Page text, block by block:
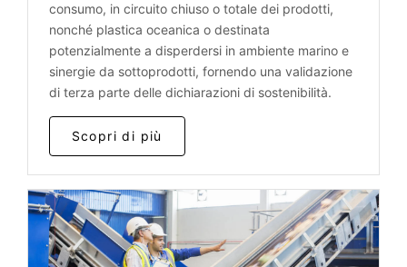
consumo, in circuito chiuso o totale dei prodotti,
nonché plastica oceanica o destinata
potenzialmente a disperdersi in ambiente marino e
sinergie da sottoprodotti, fornendo una validazione
di terza parte delle dichiarazioni di sostenibilità.
Scopri di più